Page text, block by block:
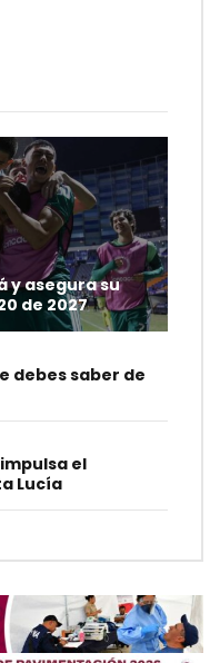
y asegura su
de 2027
debes saber de
el
Lucía